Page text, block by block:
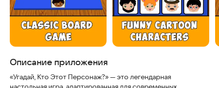
Описание приложения
«Угадай, Кто Этот Персонаж?» — это легендарная